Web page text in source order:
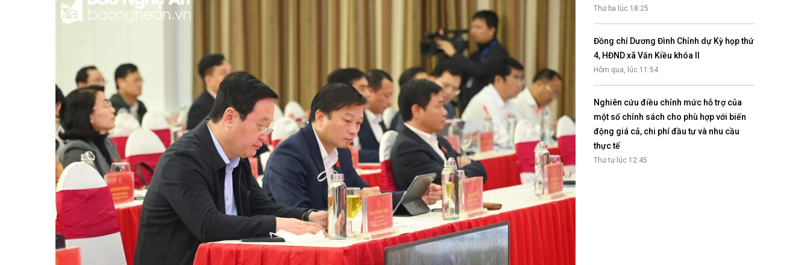
Cổng thông tin điện tử Quốc hội
Cơ sở dữ liệu quốc gia về văn bản pháp
luật
Báo Đại biểu nhân dân
Thứ ba lúc 18:25
Đồng chí Dương Đình Chỉnh dự Kỳ họp thứ
4, HĐND xã Văn Kiều khóa II
Hôm qua, lúc 11:54
Nghiên cứu điều chỉnh mức hỗ trợ của
một số chính sách cho phù hợp với biến
động giá cả, chi phí đầu tư và nhu cầu
thực tế
Thứ tư lúc 12:45